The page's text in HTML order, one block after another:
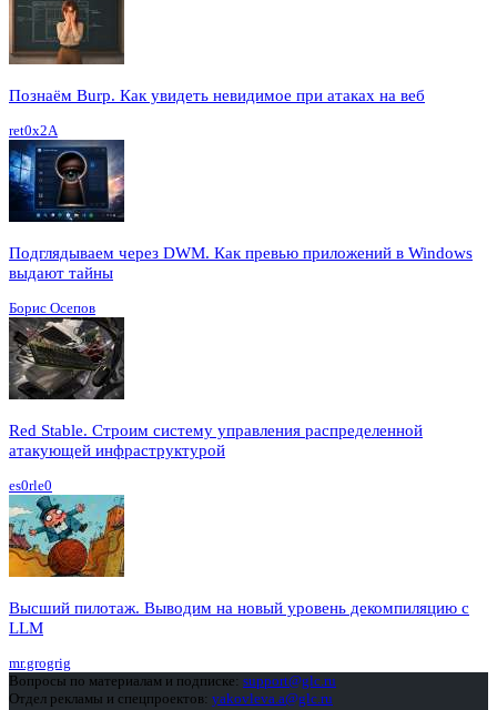
Познаём Burp. Как увидеть невидимое при атаках на веб
ret0x2A
Подглядываем через DWM. Как превью приложений в Windows
выдают тайны
Борис Осепов
Red Stable. Строим систему управления распределенной
атакующей инфраструктурой
es0rle0
Высший пилотаж. Выводим на новый уровень декомпиляцию с
LLM
mr.grogrig
Вопросы по материалам и подписке: support@glc.ru
Отдел рекламы и спецпроектов: yakovleva.a@glc.ru